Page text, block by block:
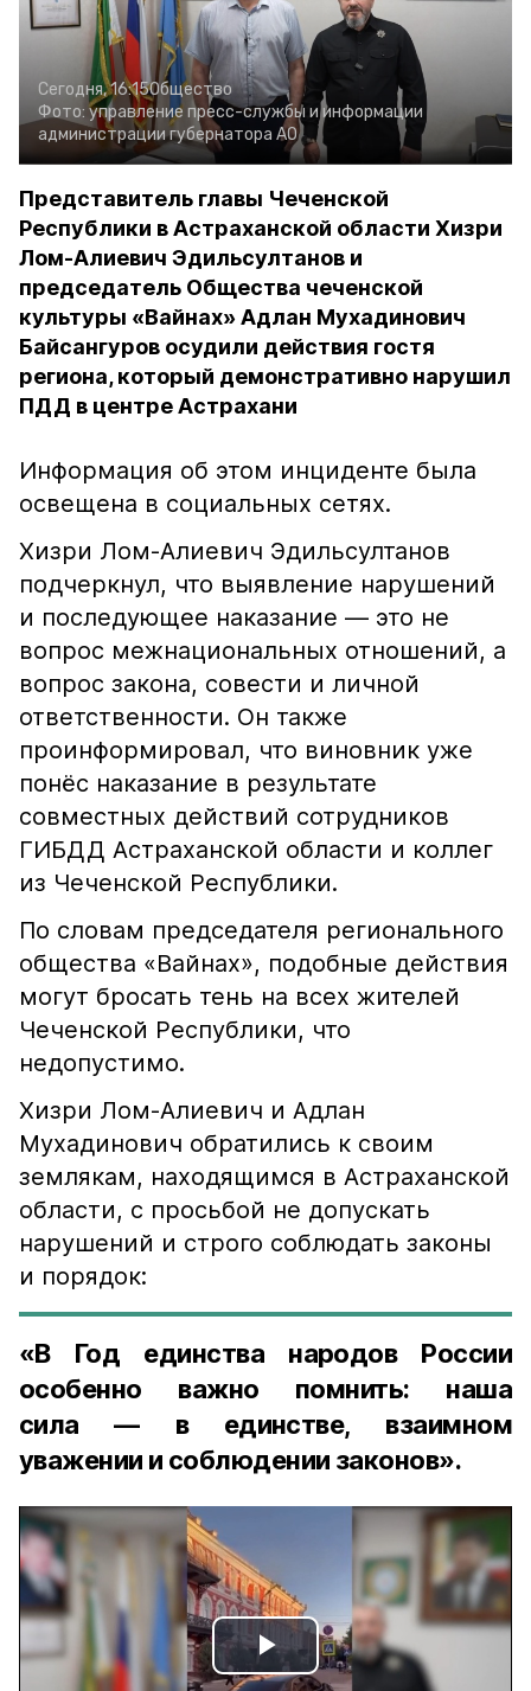
Сегодня, 16:15Общество
Фото: управление пресс-службы и информации
администрации губернатора АО
Представитель главы Чеченской
Республики в Астраханской области Хизри
Лом-Алиевич Эдильсултанов и
председатель Общества чеченской
культуры «Вайнах» Адлан Мухадинович
Байсангуров осудили действия гостя
региона, который демонстративно нарушил
ПДД в центре Астрахани
Информация об этом инциденте была
освещена в социальных сетях.
Хизри Лом-Алиевич Эдильсултанов
подчеркнул, что выявление нарушений
и последующее наказание — это не
вопрос межнациональных отношений, а
вопрос закона, совести и личной
ответственности. Он также
проинформировал, что виновник уже
понёс наказание в результате
совместных действий сотрудников
ГИБДД Астраханской области и коллег
из Чеченской Республики.
По словам председателя регионального
общества «Вайнах», подобные действия
могут бросать тень на всех жителей
Чеченской Республики, что
недопустимо.
Хизри Лом-Алиевич и Адлан
Мухадинович обратились к своим
землякам, находящимся в Астраханской
области, с просьбой не допускать
нарушений и строго соблюдать законы
и порядок:
«В Год единства народов России
особенно важно помнить: наша
сила — в единстве, взаимном
уважении и соблюдении законов».
Play